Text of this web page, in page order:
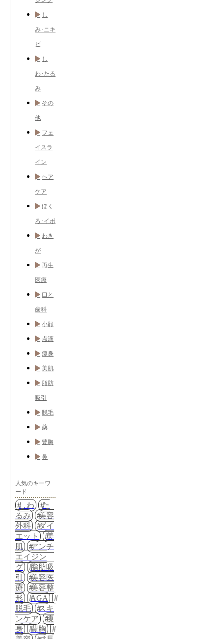
し
み･ニキ
ビ
し
わ･たる
み
その
他
フェ
イスラ
イン
ヘア
ケア
ほく
ろ･イボ
わき
が
再生
医療
口と
歯科
小顔
点滴
痩身
美肌
脂肪
吸引
脱毛
薬
豊胸
鼻
人気のキーワ
ード
しわ
た
るみ
美容
外科
ダイ
エット
美
肌
アンチ
エイジン
グ
脂肪吸
引
美容医
療
美容整
形
AGA
脱毛
スキ
ンケア
痩
身
豊胸